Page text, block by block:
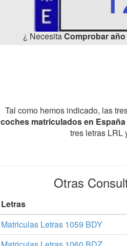
¿ NecesitaComprobar
Tal como hemos indicado, las
coches matriculados en España
tres letras LRL
Otras
Letras
Matriculas Letras 1059 BDY